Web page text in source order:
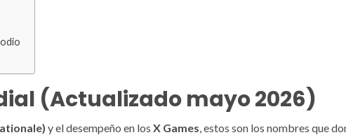
(Actualizado mayo 2026)
y el desempeño en los X Games, estos son los nombres que